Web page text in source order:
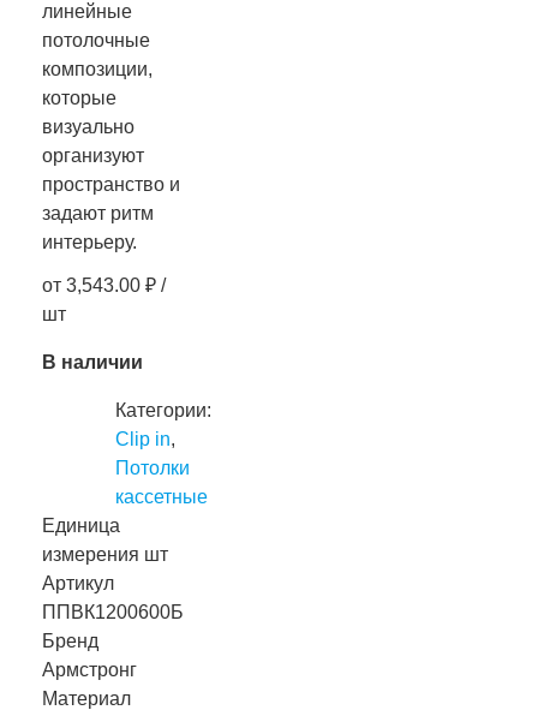
линейные
потолочные
композиции,
которые
визуально
организуют
пространство и
задают ритм
интерьеру.
от 3,543.00 ₽ /
шт
В наличии
Категории:
Clip in,
Потолки
кассетные
Единица
измерения шт
Артикул
ППВК1200600Б
Бренд
Армстронг
Материал